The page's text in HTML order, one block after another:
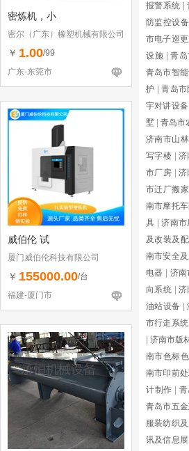
密炼机，小
密尔（广东）橡塑机械有限公司
￥ 1.00/99
广东-东莞市
威伯伦 试
厦门威伯伦科技有限公司
￥ 155000.00/台
福建-厦门市
报警系统
防监控设备
市电子巡
设施
青
青岛市智
护
青岛市
宇对讲设备
墅
青岛市
济南市山林
写字楼
济
市厂房
济
市迁厂搬家
南市摩托
具
济南市
及改装及
南市安全
电器
济
向系统
济
油站设备
市行走系统
济南市版
南市色标
南市印前
计制作
青岛市五
服装纺织
讯及信息展